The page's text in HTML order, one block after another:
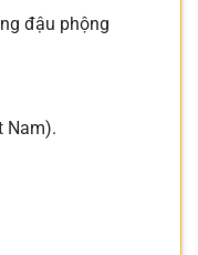
đậu phộng
Nam).